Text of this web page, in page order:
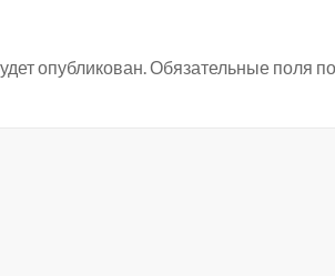
опубликован.Обязательные поля